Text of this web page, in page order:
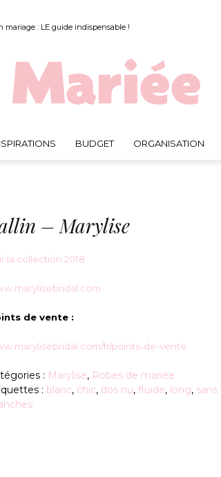
mariage : LE guide indispensable !
BUDGET ORGANISATION
– Marylise
la collection 2018
de vente :
fr/points-de-vente
: Marylise, Robes de mariée
: blanc, chic, dos nu, fluide, long, sans